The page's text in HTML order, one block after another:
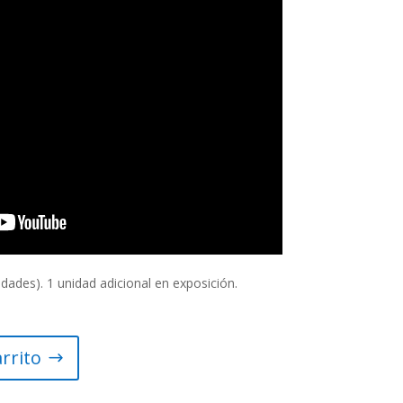
1 unidad adicional en exposición.